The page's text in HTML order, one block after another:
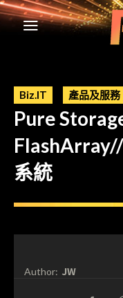
Biz.IT 產品及服務
Pure
系統
Author: JW